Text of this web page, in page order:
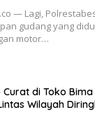
— Lagi,
gudang yang
motor…
Curat di Toko Bima
Wilayah